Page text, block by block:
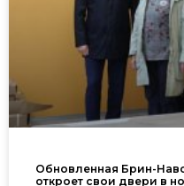
Обновленная Брин-
откроет свои двери в